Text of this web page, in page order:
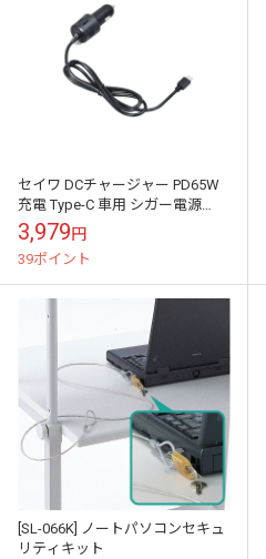
セイワ DCチャージャー PD65W
充電 Type-C 車用 シガー電源
DC12/24V ノートパソコン・スマ
ホ・iPad・電...
3,979円
39ポイント
[SL-066K] ノートパソコンセキュ
リティキット